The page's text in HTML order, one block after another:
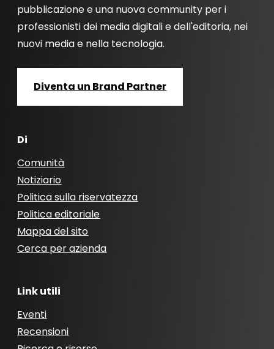
pubblicazione e una nuova community per i
professionisti dei media digitali e dell'editoria, nei
nuovi media e nella tecnologia.
Diventa un Brand Partner
Di
Comunità
Notiziario
Politica sulla riservatezza
Politica editoriale
Mappa del sito
Cerca per azienda
Link utili
Eventi
Recensioni